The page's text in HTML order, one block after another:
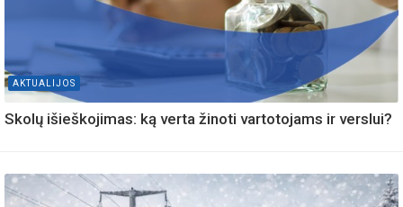
AKTUALIJOS
Skolų išieškojimas: ką verta žinoti vartotojams ir verslui?